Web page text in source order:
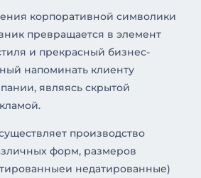
корпоративной символики
превращается в элемент
и прекрасный бизнес-
напоминать клиенту
являясь скрытой
производство
форм, размеров
недатированные)